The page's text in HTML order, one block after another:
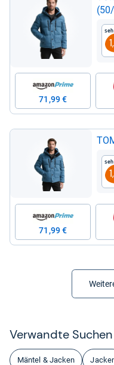
71,99 €
71,99 €
Ver­wandte Suchen
Mäntel & Jacken